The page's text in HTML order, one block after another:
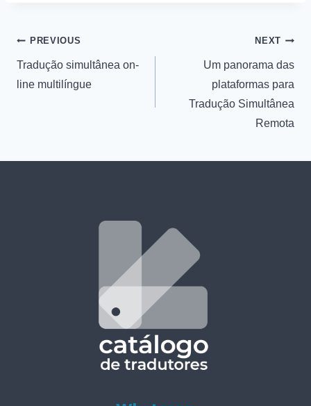
PREVIOUS
Tradução simultânea on-
line multilíngue
NEXT
Um panorama das
plataformas para
Tradução Simultânea
Remota